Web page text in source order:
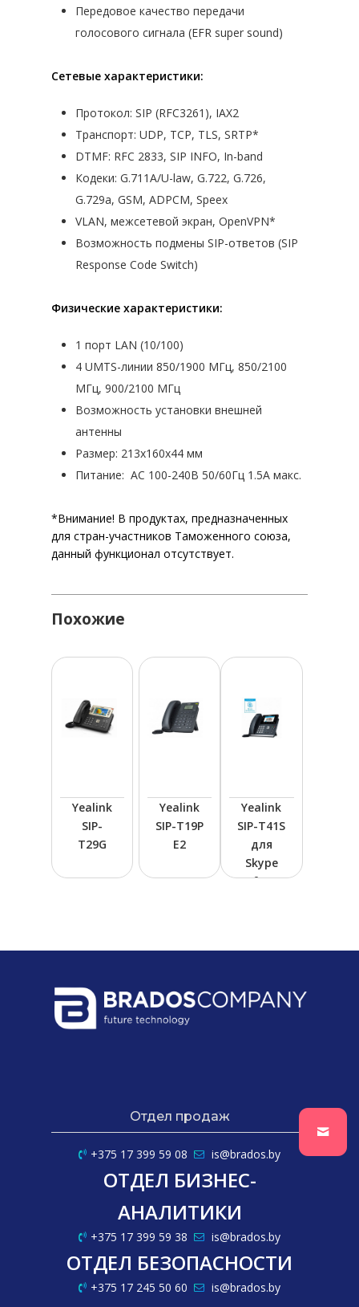
Передовое качество передачи
голосового сигнала (EFR super sound)
Сетевые характеристики:
Протокол: SIP (RFC3261), IAX2
Транспорт: UDP, TCP, TLS, SRTP*
DTMF: RFC 2833, SIP INFO, In-band
Кодеки: G.711A/U-law, G.722, G.726,
G.729a, GSM, ADPCM, Speex
VLAN, межсетевой экран, OpenVPN*
Возможность подмены SIP-ответов (SIP
Response Code Switch)
Физические характеристики:
1 порт LAN (10/100)
4 UMTS-линии 850/1900 МГц, 850/2100
МГц, 900/2100 МГц
Возможность установки внешней
антенны
Размер: 213x160x44 мм
Питание: AC 100-240В 50/60Гц 1.5A макс.
*Внимание! В продуктах, предназначенных
для стран-участников Таможенного союза,
данный функционал отсутствует.
Похожие
Yealink
SIP-
T29G
Yealink
SIP-T19P
E2
Yealink
SIP-T41S
для
Skype
for
Отдел продаж
+375 17 399 59 08 is@brados.by
ОТДЕЛ БИЗНЕС-
АНАЛИТИКИ
+375 17 399 59 38 is@brados.by
ОТДЕЛ БЕЗОПАСНОСТИ
+375 17 245 50 60 is@brados.by
БЕЗОПАСНОСТИ И РАЗВИТИЯ
ИНФРАСТРУКТУРЫ
МОНИТОРИНГ
СИСТЕМЫ ЗАЩИТЫ
ФИНАНСОВЫХ ДАННЫХ